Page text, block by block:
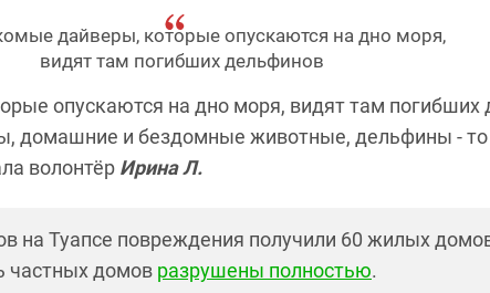
дайверы, которые опускаются на дно моря,
видят там погибших дельфинов
опускаются на дно моря, видят там погибших
домашние и бездомные животные, дельфины - то
волонтёр Ирина Л.
на Туапсе повреждения получили 60 жилых
частных домов разрушены полностью.